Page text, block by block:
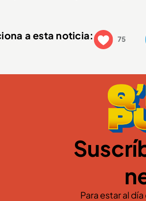
a esta noticia: 75
Para estar al